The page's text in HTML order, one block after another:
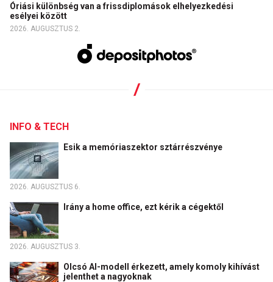
Óriási különbség van a frissdiplomások elhelyezkedési
esélyei között
2026. AUGUSZTUS 2.
INFO & TECH
Esik a memóriaszektor sztárrészvénye
2026. AUGUSZTUS 6.
Irány a home office, ezt kérik a cégektől
2026. AUGUSZTUS 3.
Olcsó AI-modell érkezett, amely komoly kihívást
jelenthet a nagyoknak